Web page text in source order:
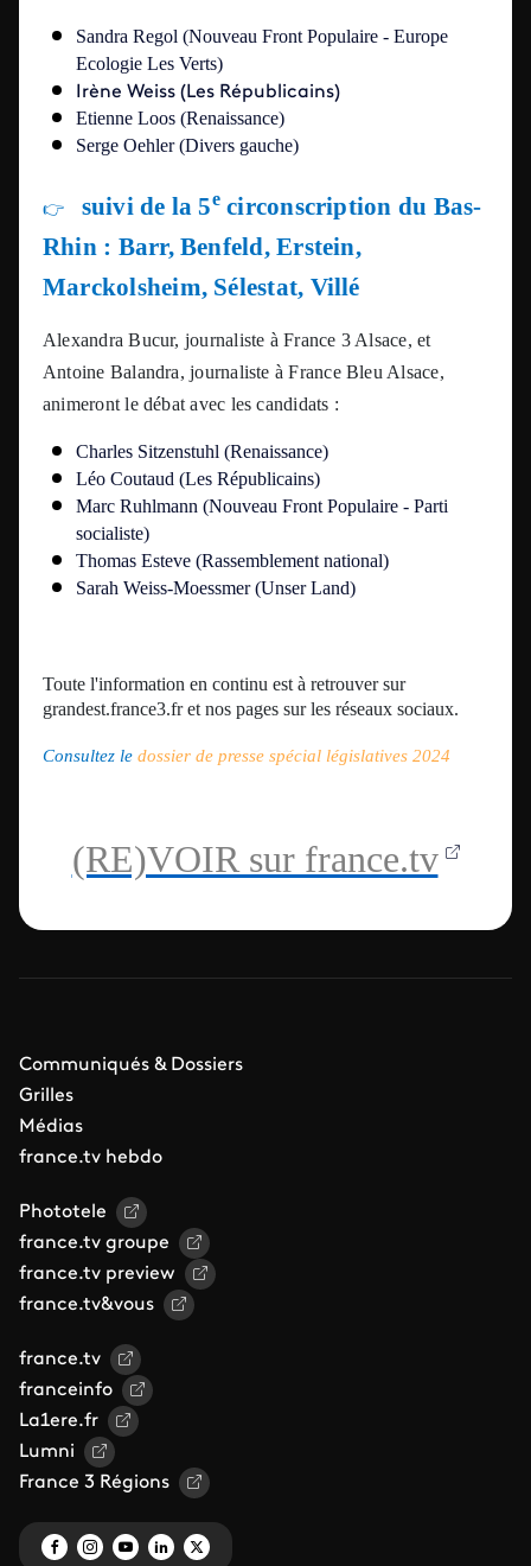
Sandra Regol (Nouveau Front Populaire - Europe
Ecologie Les Verts)
Irène Weiss (Les Républicains)
Etienne Loos (Renaissance)
Serge Oehler (Divers gauche)
👉 suivi de la 5ecirconscription du Bas-
Rhin : Barr, Benfeld, Erstein,
Marckolsheim, Sélestat, Villé
Alexandra Bucur, journaliste à France 3 Alsace, et
Antoine Balandra, journaliste à France Bleu Alsace,
animeront le débat avec les candidats :
Charles Sitzenstuhl (Renaissance)
Léo Coutaud (Les Républicains)
Marc Ruhlmann (Nouveau Front Populaire - Parti
socialiste)
Thomas Esteve (Rassemblement national)
Sarah Weiss-Moessmer (Unser Land)
Toute l'information en continu est à retrouver sur
grandest.france3.fret nos pages sur les réseaux sociaux.
Consultez le dossier de presse spécial législatives 2024
(RE)VOIR sur france.tv
Communiqués & Dossiers
Grilles
Médias
france.tv hebdo
Phototele
france.tv groupe
france.tv preview
france.tv&vous
france.tv
franceinfo
La1ere.fr
Lumni
France 3 Régions